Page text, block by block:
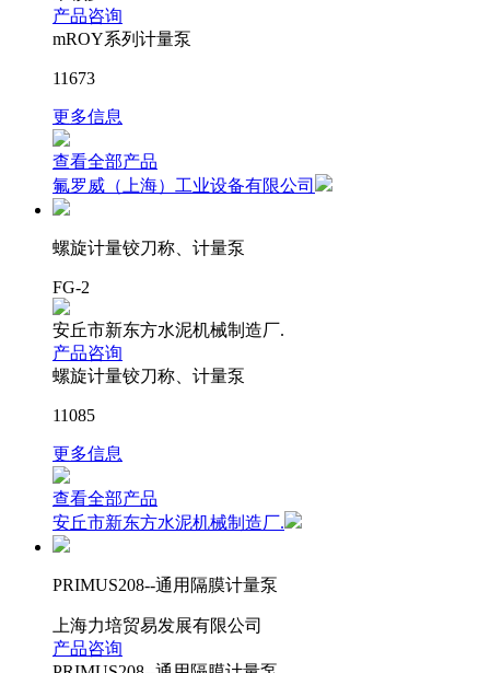
产品咨询
mROY系列计量泵
11673
更多信息
查看全部产品
氟罗威（上海）工业设备有限公司
螺旋计量铰刀称、计量泵
FG-2
安丘市新东方水泥机械制造厂.
产品咨询
螺旋计量铰刀称、计量泵
11085
更多信息
查看全部产品
安丘市新东方水泥机械制造厂.
PRIMUS208--通用隔膜计量泵
上海力培贸易发展有限公司
产品咨询